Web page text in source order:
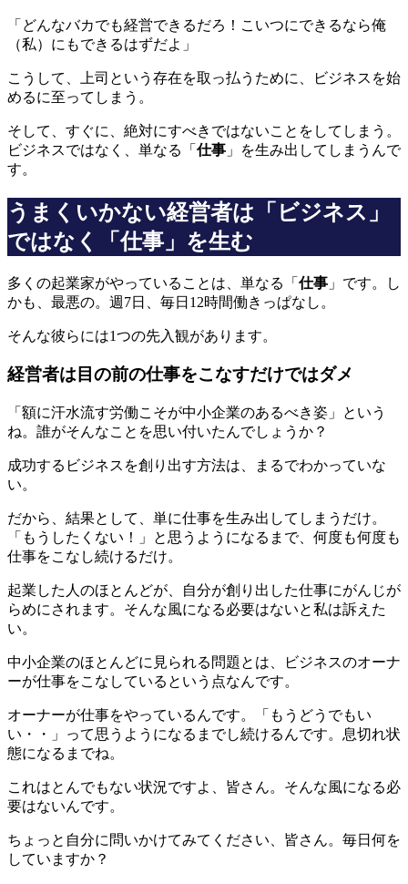
「どんなバカでも経営できるだろ！こいつにできるなら俺
（私）にもできるはずだよ」
こうして、上司という存在を取っ払うために、ビジネスを始
めるに至ってしまう。
そして、すぐに、絶対にすべきではないことをしてしまう。
ビジネスではなく、単なる「 仕事 」を生み出してしまうんで
す。
うまくいかない経営者は「ビジネス」
ではなく「仕事」を生む
多くの起業家がやっていることは、単なる「 仕事 」です。し
かも、最悪の。週7日、毎日12時間働きっぱなし。
そんな彼らには1つの先入観があります。
経営者は目の前の仕事をこなすだけではダメ
「額に汗水流す労働こそが中小企業のあるべき姿」という
ね。誰がそんなことを思い付いたんでしょうか？
成功するビジネスを創り出す方法は、まるでわかっていな
い。
だから、結果として、単に仕事を生み出してしまうだけ。
「もうしたくない！」と思うようになるまで、何度も何度も
仕事をこなし続けるだけ。
起業した人のほとんどが、自分が創り出した仕事にがんじが
らめにされます。そんな風になる必要はないと私は訴えた
い。
中小企業のほとんどに見られる問題とは、ビジネスのオーナ
ーが仕事をこなしているという点なんです。
オーナーが仕事をやっているんです。「もうどうでもい
い・・」って思うようになるまでし続けるんです。息切れ状
態になるまでね。
これはとんでもない状況ですよ、皆さん。そんな風になる必
要はないんです。
ちょっと自分に問いかけてみてください、皆さん。毎日何を
していますか？